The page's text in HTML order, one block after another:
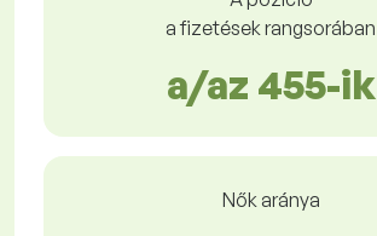
a fizetések rangsorában
a/az 455-ik
Nők aránya